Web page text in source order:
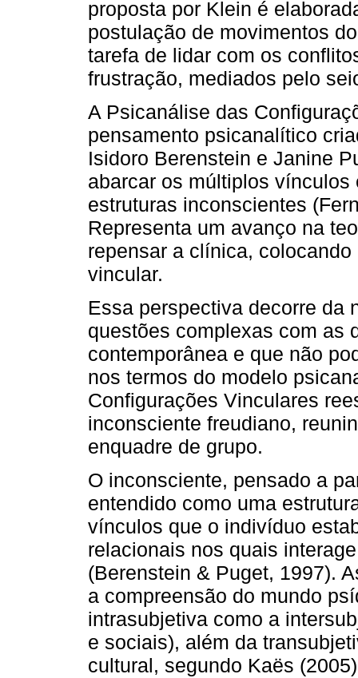
proposta por Klein é
postulação de movimentos
tarefa de lidar com os
frustração, mediados pelo
A Psicanálise das
pensamento psicanalítico
Isidoro Berenstein e Janine
abarcar os múltiplos
estruturas inconscientes
Representa um avanço na
repensar a clínica,
vincular.
Essa perspectiva decorre da
questões complexas com as
contemporânea e que não
nos termos do modelo
Configurações Vinculares
inconsciente freudiano,
enquadre de grupo.
O inconsciente, pensado a
entendido como uma
vínculos que o indivíduo
relacionais nos quais
(Berenstein & Puget, 1997).
a compreensão do mundo
intrasubjetiva como a
e sociais), além da
cultural, segundo Kaës